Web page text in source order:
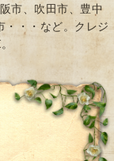
市、吹田市、豊中
・・・など。クレジ